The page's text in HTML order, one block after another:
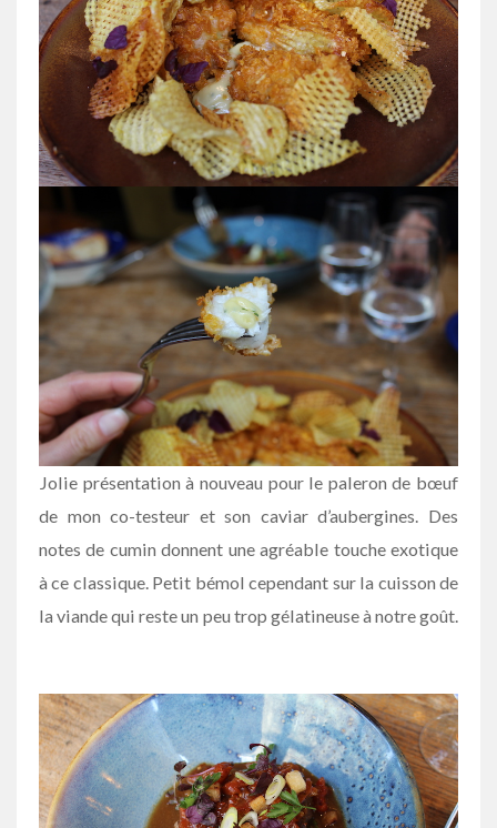
Jolie présentation à nouveau pour le paleron de bœuf
de mon co-testeur et son caviar d’aubergines. Des
notes de cumin donnent une agréable touche exotique
à ce classique. Petit bémol cependant sur la cuisson de
la viande qui reste un peu trop gélatineuse à notre goût.